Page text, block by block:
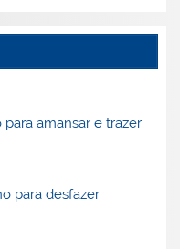
para amansar e trazer
para desfazer